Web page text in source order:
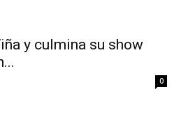
y culmina su show
0